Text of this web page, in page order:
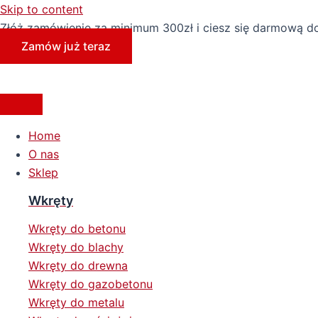
Skip to content
Złóż zamówienie za minimum 300zł i ciesz się darmową
Zamów już teraz
Home
O nas
Sklep
Wkręty
Wkręty do betonu
Wkręty do blachy
Wkręty do drewna
Wkręty do gazobetonu
Wkręty do metalu